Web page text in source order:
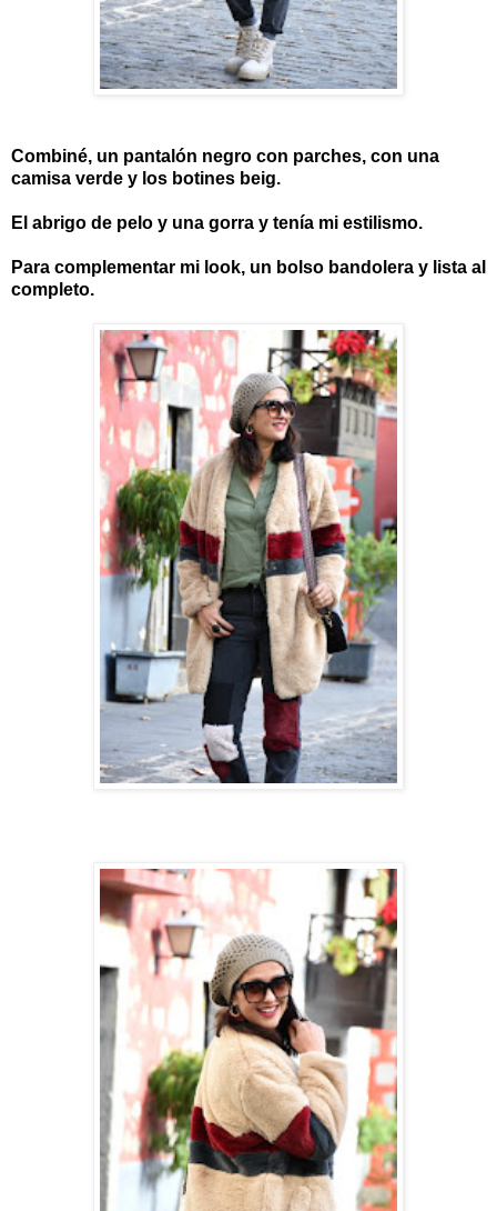
Combiné, un pantalón negro con parches, con una
camisa verde y los botines beig.
El abrigo de pelo y una gorra y tenía mi estilismo.
Para complementar mi look, un bolso bandolera y lista al
completo.